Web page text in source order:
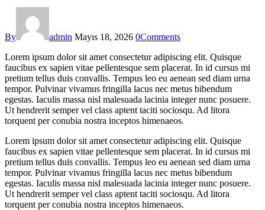
By admin Mayıs 18, 2026 0Comments
Lorem ipsum dolor sit amet consectetur adipiscing elit. Quisque
faucibus ex sapien vitae pellentesque sem placerat. In id cursus mi
pretium tellus duis convallis. Tempus leo eu aenean sed diam urna
tempor. Pulvinar vivamus fringilla lacus nec metus bibendum
egestas. Iaculis massa nisl malesuada lacinia integer nunc posuere.
Ut hendrerit semper vel class aptent taciti sociosqu. Ad litora
torquent per conubia nostra inceptos himenaeos.
Lorem ipsum dolor sit amet consectetur adipiscing elit. Quisque
faucibus ex sapien vitae pellentesque sem placerat. In id cursus mi
pretium tellus duis convallis. Tempus leo eu aenean sed diam urna
tempor. Pulvinar vivamus fringilla lacus nec metus bibendum
egestas. Iaculis massa nisl malesuada lacinia integer nunc posuere.
Ut hendrerit semper vel class aptent taciti sociosqu. Ad litora
torquent per conubia nostra inceptos himenaeos.